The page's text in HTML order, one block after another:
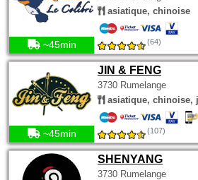
asiatique, chinoise
~45min (64)
JIN & FENG
3730 Rumelange
asiatique, chinoise,
~45min (107)
SHENYANG
3730 Rumelange